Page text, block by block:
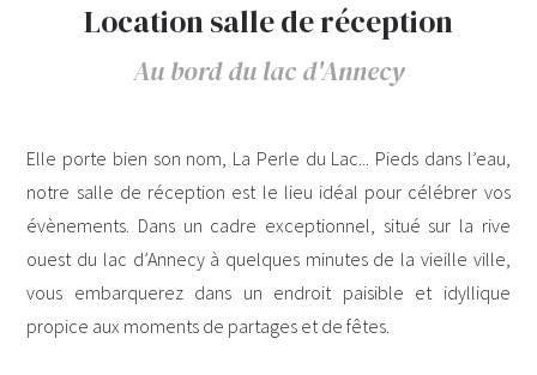
Location salle de réception
Au bord du lac d'Annecy
Elle porte bien son nom, La Perle du Lac... Pieds dans l’eau,
notre salle de réception est le lieu idéal pour célébrer vos
évènements. Dans un cadre exceptionnel, situé sur la rive
ouest du lac d’Annecy à quelques minutes de la vieille ville,
vous embarquerez dans un endroit paisible et idyllique
propice aux moments de partages et de fêtes.